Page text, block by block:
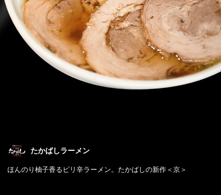
たかばしラーメン
ほんのり柚子香るピリ辛ラーメン。たかばしの新作＜京＞